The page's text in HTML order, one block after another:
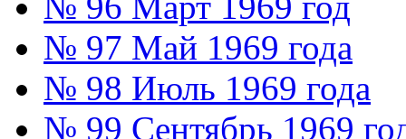
№ 97 Май 1969 года
№ 98 Июль 1969 года
№ 99 Сентябрь 1969